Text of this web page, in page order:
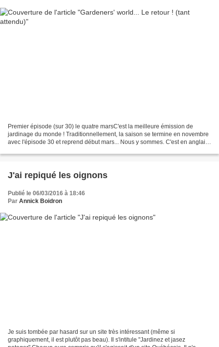
Premier épisode (sur 30) le quatre marsC'est la meilleure émission de
jardinage du monde ! Traditionnellement, la saison se termine en novembre
avec l'épisode 30 et reprend début mars... Nous y sommes. C'est en anglais,
J'ai repiqué les oignons
Publié le 06/03/2016 à 18:46
Par Annick Boidron
Je suis tombée par hasard sur un site très intéressant (même si
graphiquement, il est plutôt pas beau). Il s'intitule "Jardinez et jasez